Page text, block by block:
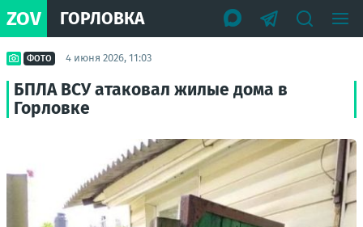
ZOV ГОРЛОВКА
ФОТО 4 июня 2026, 11:03
БПЛА ВСУ атаковал жилые дома в
Горловке